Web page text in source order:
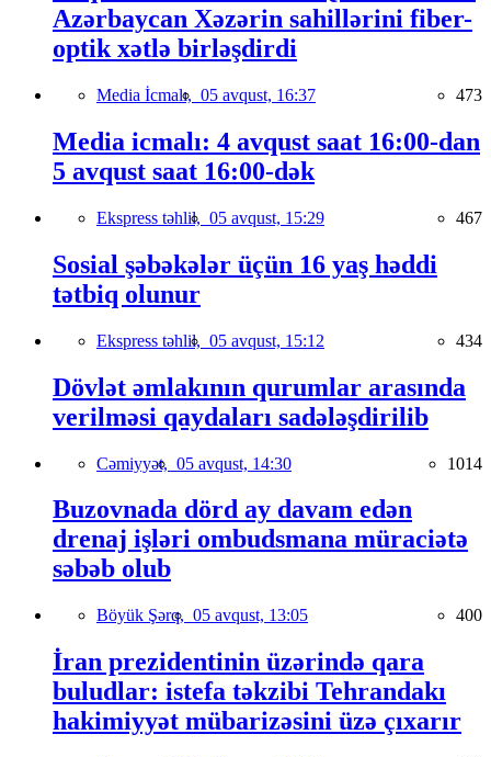
Azərbaycan Xəzərin sahillərini fiber-
optik xətlə birləşdirdi
Media İcmalı, 05 avqust, 16:37 473
Media icmalı: 4 avqust saat 16:00-dan
5 avqust saat 16:00-dək
Ekspress təhlil, 05 avqust, 15:29 467
Sosial şəbəkələr üçün 16 yaş həddi
tətbiq olunur
Ekspress təhlil, 05 avqust, 15:12 434
Dövlət əmlakının qurumlar arasında
verilməsi qaydaları sadələşdirilib
Cəmiyyət, 05 avqust, 14:30 1014
Buzovnada dörd ay davam edən
drenaj işləri ombudsmana müraciətə
səbəb olub
Böyük Şərq, 05 avqust, 13:05 400
İran prezidentinin üzərində qara
buludlar: istefa təkzibi Tehrandakı
hakimiyyət mübarizəsini üzə çıxarır